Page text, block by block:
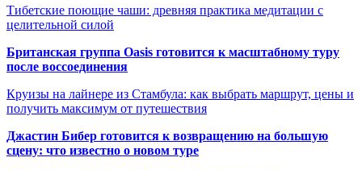
Тибетские поющие чаши: древняя практика медитации с
целительной силой
Британская группа Oasis готовится к масштабному туру
после воссоединения
Круизы на лайнере из Стамбула: как выбрать маршрут, цены и
получить максимум от путешествия
Джастин Бибер готовится к возвращению на большую
сцену: что известно о новом туре